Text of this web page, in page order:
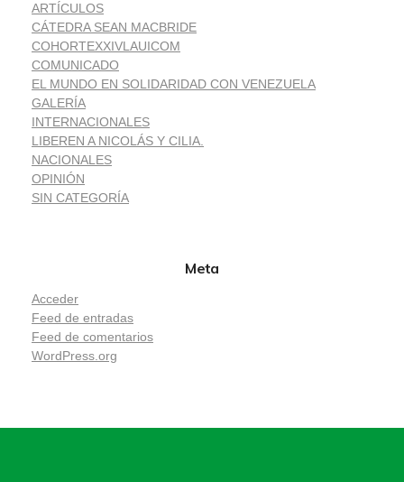
ARTÍCULOS
CÁTEDRA SEAN MACBRIDE
COHORTEXXIVLAUICOM
COMUNICADO
EL MUNDO EN SOLIDARIDAD CON VENEZUELA
GALERÍA
INTERNACIONALES
LIBEREN A NICOLÁS Y CILIA.
NACIONALES
OPINIÓN
SIN CATEGORÍA
Meta
Acceder
Feed de entradas
Feed de comentarios
WordPress.org